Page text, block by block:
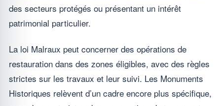
des secteurs protégés ou présentant un intérêt
patrimonial particulier.
La loi Malraux peut concerner des opérations de
restauration dans des zones éligibles, avec des règles
strictes sur les travaux et leur suivi. Les Monuments
Historiques relèvent d’un cadre encore plus spécifique,